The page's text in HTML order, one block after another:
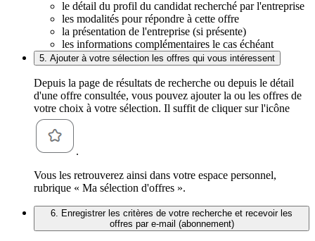
le détail du profil du candidat recherché par l'entreprise
les modalités pour répondre à cette offre
la présentation de l'entreprise (si présente)
les informations complémentaires le cas échéant
5. Ajouter à votre sélection les offres qui vous intéressent
Depuis la page de résultats de recherche ou depuis le détail
d'une offre consultée, vous pouvez ajouter la ou les offres de
votre choix à votre sélection. Il suffit de cliquer sur l'icône
.
Vous les retrouverez ainsi dans votre espace personnel,
rubrique « Ma sélection d'offres ».
6. Enregistrer les critères de votre recherche et recevoir les
offres par e-mail (abonnement)